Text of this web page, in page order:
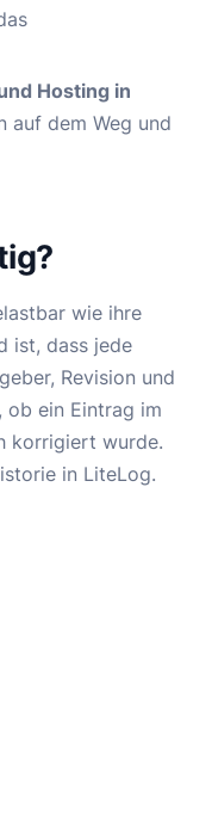
Hosting in
auf dem Weg und
wie ihre
ist, dass jede
Revision und
ob ein Eintrag im
korrigiert wurde.
in LiteLog.